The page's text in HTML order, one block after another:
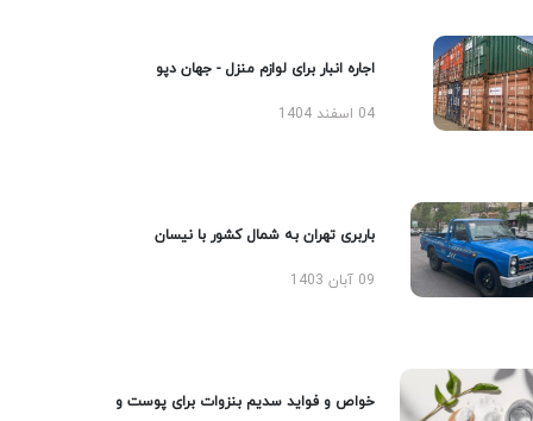
اجاره انبار برای لوازم منزل - جهان دپو
04 اسفند 1404
باربری تهران به شمال کشور با نیسان
09 آبان 1403
خواص و فواید سدیم بنزوات برای پوست و